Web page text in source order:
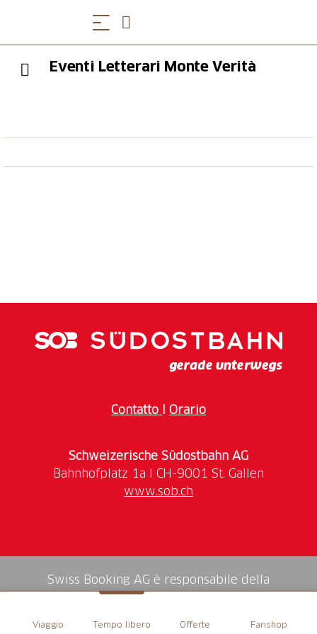
Viaggio Tempo libero Offerte Fanshop
Eventi Letterari Monte Verità
Contatto I Orario
Schweizerische Südostbahn AG
www.sob.ch
Swiss Booking AG è responsabile della
mediazione di tutti i servizi nello shop.